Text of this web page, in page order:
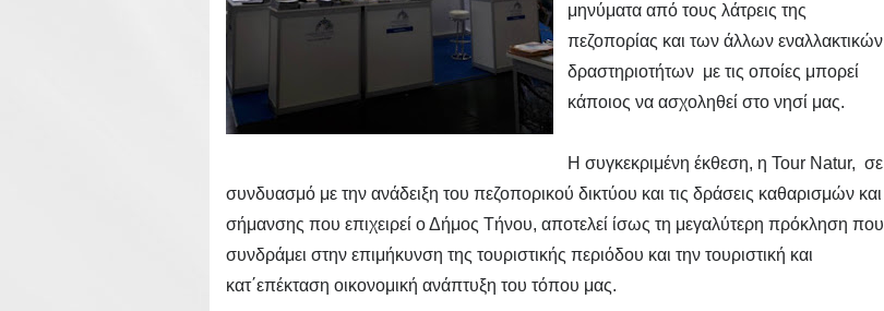
μηνύματα από τους λάτρεις της
πεζοπορίας και των άλλων εναλλακτικών
δραστηριοτήτων με τις οποίες μπορεί
κάποιος να ασχοληθεί στο νησί μας.
Η συγκεκριμένη έκθεση, η Tour Natur, σε
συνδυασμό με την ανάδειξη του πεζοπορικού δικτύου και τις δράσεις καθαρισμών και
σήμανσης που επιχειρεί ο Δήμος Τήνου, αποτελεί ίσως τη μεγαλύτερη πρόκληση που
συνδράμει στην επιμήκυνση της τουριστικής περιόδου και την τουριστική και
κατ΄επέκταση οικονομική ανάπτυξη του τόπου μας.